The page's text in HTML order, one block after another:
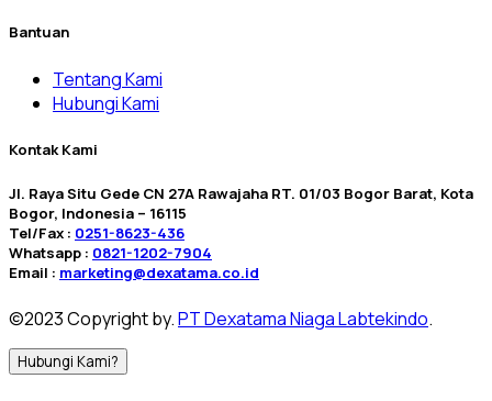
Bantuan
Tentang Kami
Hubungi Kami
Kontak Kami
Jl. Raya Situ Gede CN 27A Rawajaha RT. 01/03 Bogor Barat, Kota
Bogor, Indonesia – 16115
Tel/Fax : 0251-8623-436
Whatsapp : 0821-1202-7904
Email : marketing@dexatama.co.id
©2023 Copyright by.PT Dexatama Niaga Labtekindo.
Hubungi Kami?